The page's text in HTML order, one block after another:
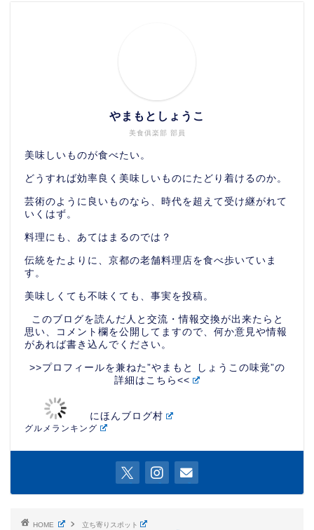
美食俱楽部 部員
やまもとしょうこ
美味しいものが食べたい。
どうすれば効率良く美味しいものにたどり着けるのか。
芸術のように良いものなら、時代を超えて受け継がれて
いくはず。
料理にも、あてはまるのでは？
伝統をたよりに、京都の老舗料理店を食べ歩いていま
す。
美味しくても不味くても、事実を投稿。
このブログを読んだ人と交流・情報交換が出来たらと
思い、コメント欄を公開してますので、何か意見や情報
があれば書き込んでください。
>>プロフィールを兼ねた”やまもと しょうこの味覚”の
詳細はこちら<<
にほんブログ村
グルメランキング
HOME
立ち寄りスポット